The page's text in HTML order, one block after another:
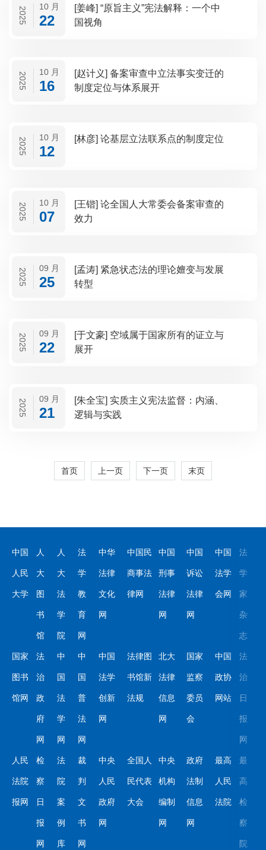
2025 10 月
22
[姜峰] “原旨主义”宪法解释：一个中
国视角
2025 10 月
16
[赵计义] 备案审查中立法事实变迁的
制度定位与体系展开
2025 10 月
12
[林彦] 论基层立法联系点的制度定位
2025 10 月
07
[王锴] 论全国人大常委会备案审查的
效力
2025 09 月
25
[孟涛] 紧急状态法的理论嬗变与发展
转型
2025 09 月
22
[于文豪] 空域属于国家所有的证立与
展开
2025 09 月
21
[朱全宝] 实质主义宪法监督：内涵、
逻辑与实践
首页 上一页 下一页 末页
中国
人民
大学
人
大
图
书
馆
人
大
法
学
院
法
学
教
育
网
中华
法律
文化
网
中国民
商事法
律网
中国
刑事
法律
网
中国
诉讼
法律
网
中国
法学
会网
法
学
家
杂
志
国家
图书
馆网
法
治
政
府
网
中
国
法
学
网
中
国
普
法
网
中国
法学
创新
网
法律图
书馆新
法规
北大
法律
信息
网
国家
监察
委员
会
中国
政协
网站
法
治
日
报
网
人民
法院
报网
检
察
日
报
网
法
院
案
例
库
裁
判
文
书
网
中央
人民
政府
网
全国人
民代表
大会
中央
机构
编制
网
政府
法制
信息
网
最高
人民
法院
最
高
检
察
院